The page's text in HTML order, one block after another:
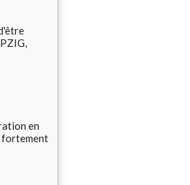
en
fortement